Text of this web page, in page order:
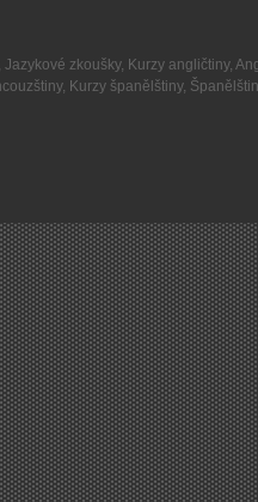
Jazykové zkoušky, Kurzy angličtiny,
, Kurzy španělštiny,